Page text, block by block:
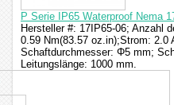
P Serie IP65 Waterproof Nema
Hersteller #: 17IP65-06; Anzahl
0.59 Nm(83.57 oz.in);Strom: 2.0
Schaftdurchmesser: Φ5 mm;
Leitungslänge: 1000 mm.